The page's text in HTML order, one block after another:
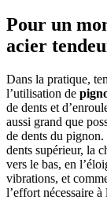
Pour un
acier
Dans la pratique,
l’utilisation de
de dents et
aussi grand que
de dents du
dents supérieur, la
vers le bas, en
vibrations, et
l’effort nécessaire